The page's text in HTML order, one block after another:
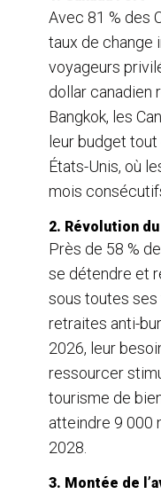
Avec 81 % des
taux de change
voyageurs
dollar canadien
Bangkok, les
leur budget
États-Unis, où
mois
2. Révolution
Près de 58 %
se détendre et
sous toutes ses
retraites anti-
2026, leur
ressourcer
tourisme de
atteindre 9 000
2028.
3. Montée de